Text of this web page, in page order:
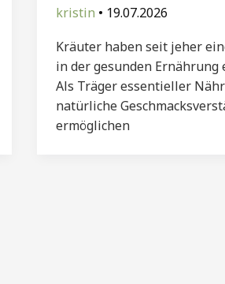
kristin • 19.07.2026
Kräuter haben seit jeher
in der gesunden Ernährung
Als Träger essentieller
natürliche
ermöglichen